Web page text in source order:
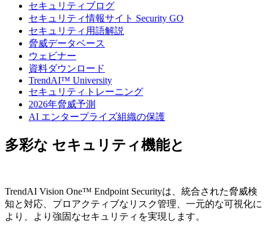
セキュリティブログ
セキュリティ情報サイト Security GO
セキュリティ用語解説
脅威データベース
ウェビナー
資料ダウンロード
TrendAI™ University
セキュリティトレーニング
2026年脅威予測
AI エンタープライズ組織の保護
多彩な セキュリティ機能と
TrendAI Vision One™ Endpoint Securityは、統合された脅威検
知と対応、プロアクティブなリスク管理、一元的な可視化に
より、より強固なセキュリティを実現します。